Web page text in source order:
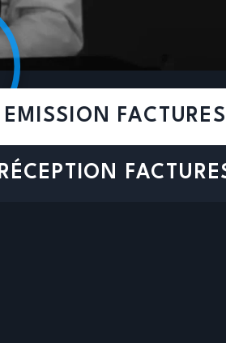
EMISSION FACTURES
RÉCEPTION